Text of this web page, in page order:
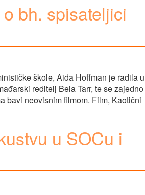
bh. spisateljici
škole, Aida Hoffman je radila u
reditelj Bela Tarr, te se zajedno
bavi neovisnim filmom. Film, Kaotični
u SOCu i